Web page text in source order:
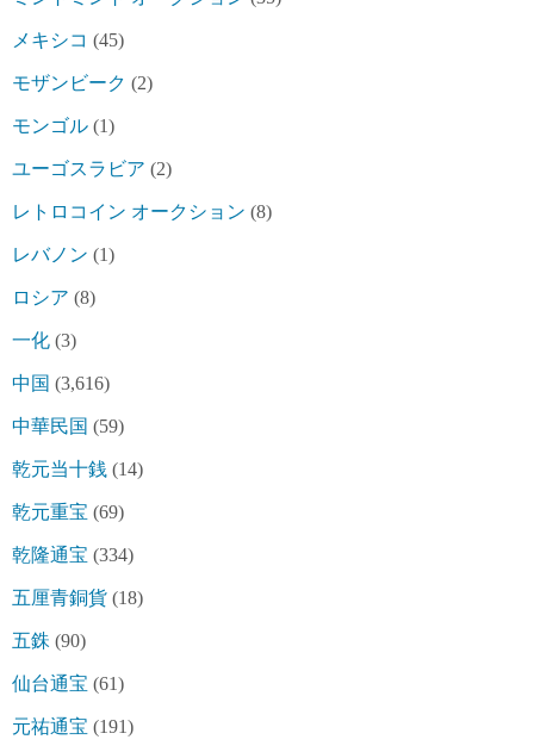
メキシコ (45)
モザンビーク (2)
モンゴル (1)
ユーゴスラビア (2)
レトロコイン オークション (8)
レバノン (1)
ロシア (8)
一化 (3)
中国 (3,616)
中華民国 (59)
乾元当十銭 (14)
乾元重宝 (69)
乾隆通宝 (334)
五厘青銅貨 (18)
五銖 (90)
仙台通宝 (61)
元祐通宝 (191)